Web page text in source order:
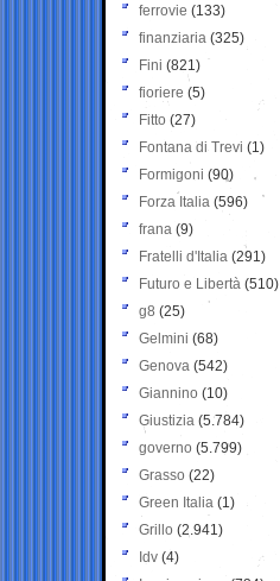
ferrovie (133)
finanziaria (325)
Fini (821)
fioriere (5)
Fitto (27)
Fontana di Trevi (1)
Formigoni (90)
Forza Italia (596)
frana (9)
Fratelli d'Italia (291)
Futuro e Libertà (510)
g8 (25)
Gelmini (68)
Genova (542)
Giannino (10)
Giustizia (5.784)
governo (5.799)
Grasso (22)
Green Italia (1)
Grillo (2.941)
Idv (4)